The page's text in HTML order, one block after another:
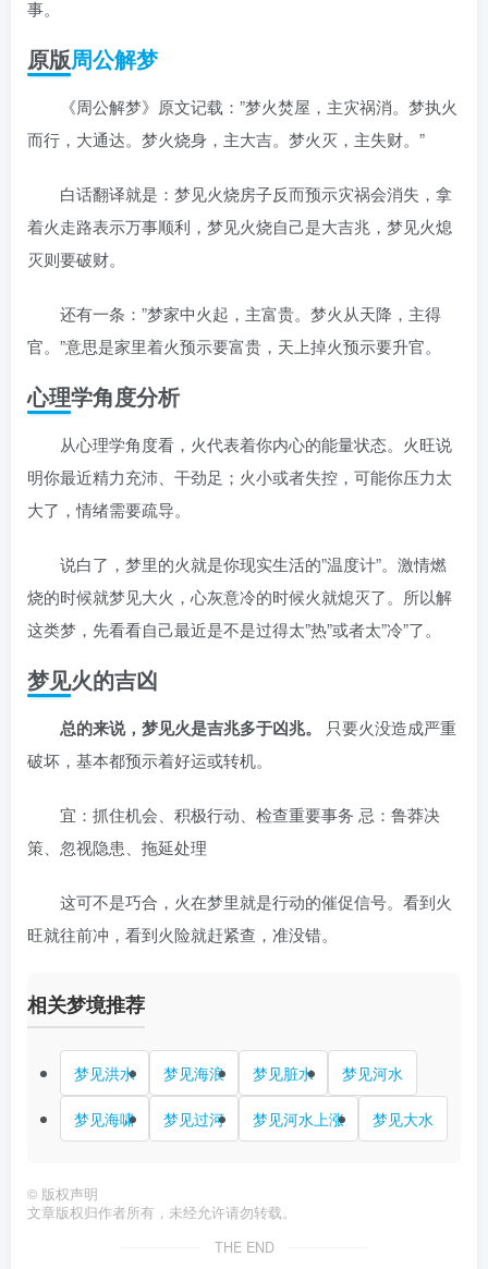
事。
原版周公解梦
《周公解梦》原文记载：”梦火焚屋，主灾祸消。梦执火
而行，大通达。梦火烧身，主大吉。梦火灭，主失财。”
白话翻译就是：梦见火烧房子反而预示灾祸会消失，拿
着火走路表示万事顺利，梦见火烧自己是大吉兆，梦见火熄
灭则要破财。
还有一条：”梦家中火起，主富贵。梦火从天降，主得
官。”意思是家里着火预示要富贵，天上掉火预示要升官。
心理学角度分析
从心理学角度看，火代表着你内心的能量状态。火旺说
明你最近精力充沛、干劲足；火小或者失控，可能你压力太
大了，情绪需要疏导。
说白了，梦里的火就是你现实生活的”温度计”。激情燃
烧的时候就梦见大火，心灰意冷的时候火就熄灭了。所以解
这类梦，先看看自己最近是不是过得太”热”或者太”冷”了。
梦见火的吉凶
总的来说，梦见火是吉兆多于凶兆。
只要火没造成严重
破坏，基本都预示着好运或转机。
宜：抓住机会、积极行动、检查重要事务 忌：鲁莽决
策、忽视隐患、拖延处理
这可不是巧合，火在梦里就是行动的催促信号。看到火
旺就往前冲，看到火险就赶紧查，准没错。
相关梦境推荐
梦见洪水 梦见海浪 梦见脏水 梦见河水
梦见海啸 梦见过河 梦见河水上涨 梦见大水
© 版权声明
文章版权归作者所有，未经允许请勿转载。
THE END